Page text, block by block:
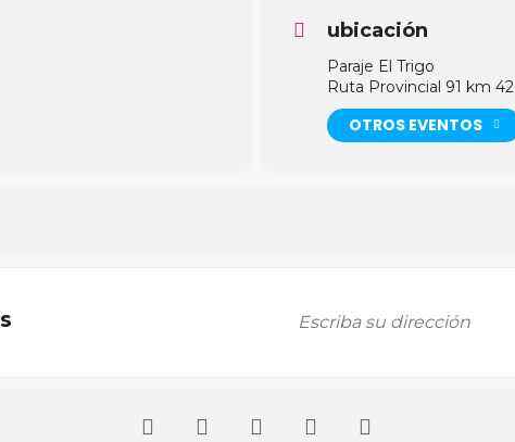
ubicación
Paraje El Trigo
Ruta Provincial 91 km 42
OTROS EVENTOS